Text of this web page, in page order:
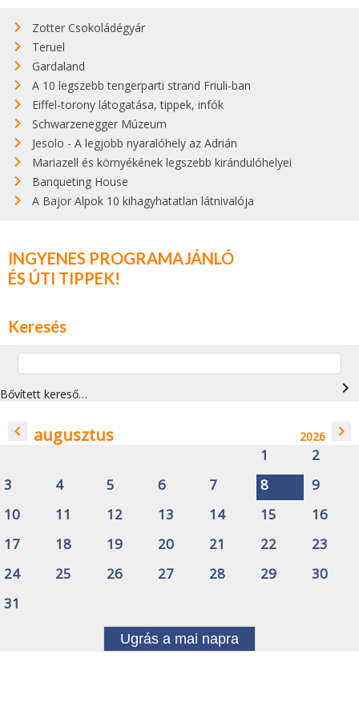
Zotter Csokoládégyár
Teruel
Gardaland
A 10 legszebb tengerparti strand Friuli-ban
Eiffel-torony látogatása, tippek, infók
Schwarzenegger Múzeum
Jesolo - A legjobb nyaralóhely az Adrián
Mariazell és környékének legszebb kirándulóhelyei
Banqueting House
A Bajor Alpok 10 kihagyhatatlan látnivalója
INGYENES PROGRAMAJÁNLÓ
ÉS ÚTI TIPPEK!
Keresés
Bővített kereső… navigate_next
navigate_before augusztus 2026 navigate_next
1
2
3
4 5 6 7 8
9
10
11 12 13 14 15
16
17
18 19 20 21 22
23
24
25 26 27 28 29
30
31
Ugrás a mai napra